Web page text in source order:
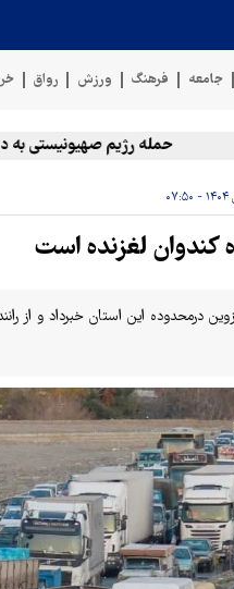
جامعه فرهنگ ورزش رواق
حمله رژیم صهیونیستی به دو
کندوان لغزنده است
درمحدوده این استان خبرداد و از